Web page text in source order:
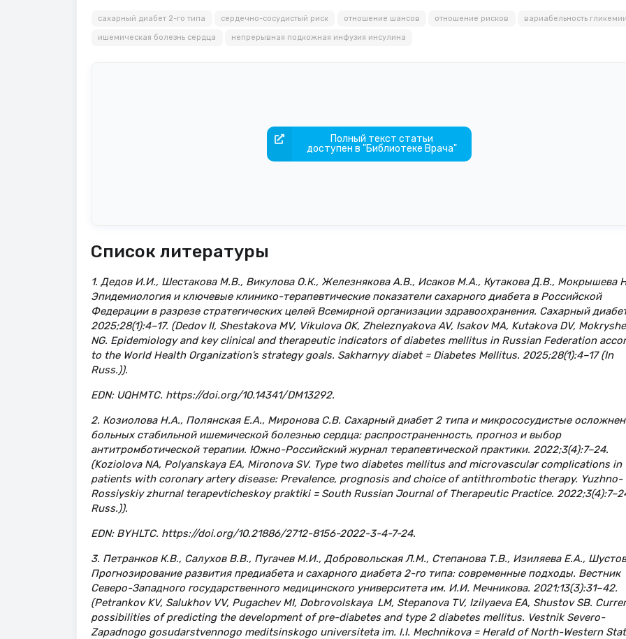
сахарный диабет 2-го типа сердечно-сосудистый риск отношение шансов отношение рисков вариабельность гликемии
ишемическая болезнь сердца непрерывная подкожная инфузия инсулина
Полный текст статьи
доступен в "Библиотеке Врача"
Список литературы
1. Дедов И.И., Шестакова М.В., Викулова О.К., Железнякова А.В., Исаков М.А., Кутакова Д.В., Мокрышева
Эпидемиология и ключевые клинико-терапевтические показатели сахарного диабета в Российской
Федерации в разрезе стратегических целей Всемирной организации здравоохранения. Сахарный
2025;28(1):4–17. (Dedov II, Shestakova MV, Vikulova OK, Zheleznyakova AV, Isakov MA, Kutakova DV,
NG. Epidemiology and key clinical and therapeutic indicators of diabetes mellitus in Russian Federation
to the World Health Organization’s strategy goals. Sakharnyy diabet = Diabetes Mellitus. 2025;28(1):4–17 (In
Russ.)).
EDN: UQHMTC. https://doi.org/10.14341/DM13292.
2. Козиолова Н.А., Полянская Е.А., Миронова С.В. Сахарный диабет 2 типа и микрососудистые
больных стабильной ишемической болезнью сердца: распространенность, прогноз и выбор
антитромботической терапии. Южно-Российский журнал терапевтической практики. 2022;3(4):7–24.
(Koziolova NA, Polyanskaya EA, Mironova SV. Type two diabetes mellitus and microvascular complications in
patients with coronary artery disease: Prevalence, prognosis and choice of antithrombotic therapy. Yuzhno-
Rossiyskiy zhurnal terapevticheskoy praktiki = South Russian Journal of Therapeutic Practice.
Russ.)).
EDN: BYHLTC. https://doi.org/10.21886/2712-8156-2022-3-4-7-24.
3. Петранков К.В., Салухов В.В., Пугачев М.И., Добровольская Л.М., Степанова Т.В., Изиляева Е.А.,
Прогнозирование развития предиабета и сахарного диабета 2-го типа: современные подходы. Вестник
Северо-Западного государственного медицинского университета им. И.И. Мечникова. 2021;13(3):31–42.
(Petrankov KV, Salukhov VV, Pugachev MI, Dobrovolskaya LM, Stepanova TV, Izilyaeva EA, Shustov SB.
possibilities of predicting the development of pre-diabetes and type 2 diabetes mellitus. Vestnik Severo-
Zapadnogo gosudarstvennogo meditsinskogo universiteta im. I.I. Mechnikova = Herald of North-Western